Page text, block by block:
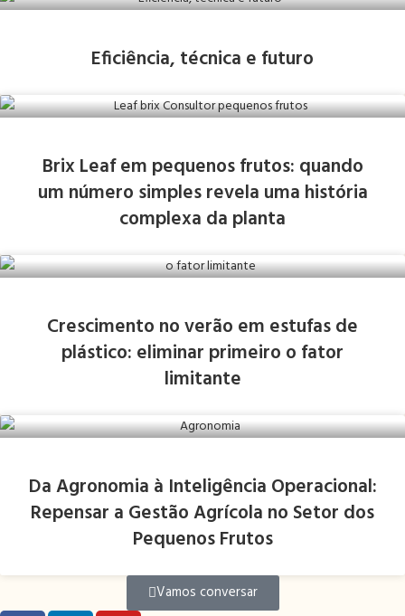
Eficiência, técnica e futuro
Brix Leaf em pequenos frutos: quando
um número simples revela uma história
complexa da planta
Crescimento no verão em estufas de
plástico: eliminar primeiro o fator
limitante
Da Agronomia à Inteligência Operacional:
Repensar a Gestão Agrícola no Setor dos
Pequenos Frutos
Vamos conversar